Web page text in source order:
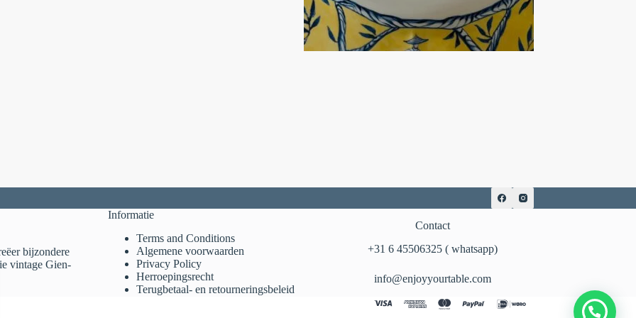
bijzondere
vintage Gien-
Informatie
Terms and Conditions
Algemene voorwaarden
Privacy Policy
Herroepingsrecht
Terugbetaal- en retourneringsbeleid
Contact
‪+31 6 45506325‬ ( whatsapp)
info@enjoyyourtable.com